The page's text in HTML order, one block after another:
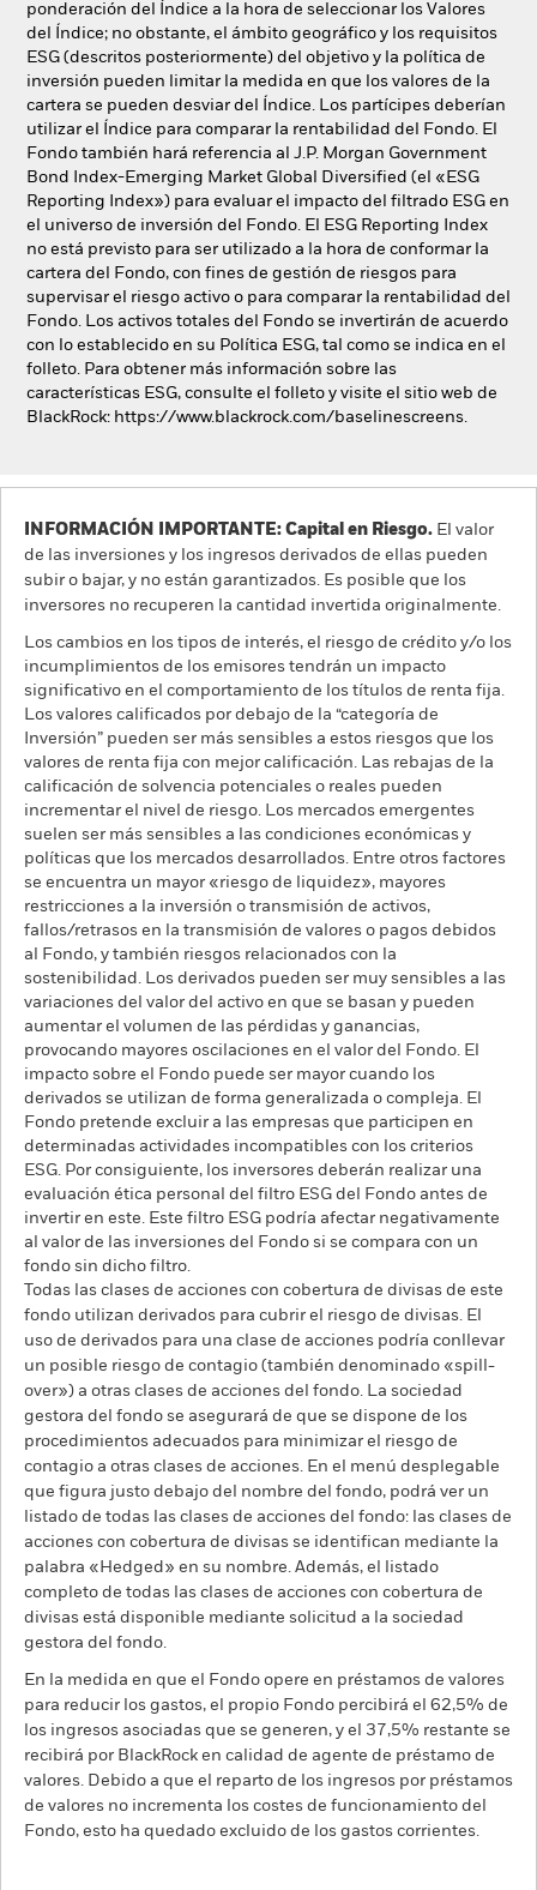
ponderación del Índice a la hora de seleccionar los Valores
del Índice; no obstante, el ámbito geográfico y los requisitos
ESG (descritos posteriormente) del objetivo y la política de
inversión pueden limitar la medida en que los valores de la
cartera se pueden desviar del Índice. Los partícipes deberían
utilizar el Índice para comparar la rentabilidad del Fondo. El
Fondo también hará referencia al J.P. Morgan Government
Bond Index-Emerging Market Global Diversified (el «ESG
Reporting Index») para evaluar el impacto del filtrado ESG en
el universo de inversión del Fondo. El ESG Reporting Index
no está previsto para ser utilizado a la hora de conformar la
cartera del Fondo, con fines de gestión de riesgos para
supervisar el riesgo activo o para comparar la rentabilidad del
Fondo. Los activos totales del Fondo se invertirán de acuerdo
con lo establecido en su Política ESG, tal como se indica en el
folleto. Para obtener más información sobre las
características ESG, consulte el folleto y visite el sitio web de
BlackRock: https://www.blackrock.com/baselinescreens.
INFORMACIÓN IMPORTANTE: Capital en Riesgo. El valor
de las inversiones y los ingresos derivados de ellas pueden
subir o bajar, y no están garantizados. Es posible que los
inversores no recuperen la cantidad invertida originalmente.
Los cambios en los tipos de interés, el riesgo de crédito y/o los
incumplimientos de los emisores tendrán un impacto
significativo en el comportamiento de los títulos de renta fija.
Los valores calificados por debajo de la “categoría de
Inversión” pueden ser más sensibles a estos riesgos que los
valores de renta fija con mejor calificación. Las rebajas de la
calificación de solvencia potenciales o reales pueden
incrementar el nivel de riesgo. Los mercados emergentes
suelen ser más sensibles a las condiciones económicas y
políticas que los mercados desarrollados. Entre otros factores
se encuentra un mayor «riesgo de liquidez», mayores
restricciones a la inversión o transmisión de activos,
fallos/retrasos en la transmisión de valores o pagos debidos
al Fondo, y también riesgos relacionados con la
sostenibilidad. Los derivados pueden ser muy sensibles a las
variaciones del valor del activo en que se basan y pueden
aumentar el volumen de las pérdidas y ganancias,
provocando mayores oscilaciones en el valor del Fondo. El
impacto sobre el Fondo puede ser mayor cuando los
derivados se utilizan de forma generalizada o compleja. El
Fondo pretende excluir a las empresas que participen en
determinadas actividades incompatibles con los criterios
ESG. Por consiguiente, los inversores deberán realizar una
evaluación ética personal del filtro ESG del Fondo antes de
invertir en este. Este filtro ESG podría afectar negativamente
al valor de las inversiones del Fondo si se compara con un
fondo sin dicho filtro.
Todas las clases de acciones con cobertura de divisas de este
fondo utilizan derivados para cubrir el riesgo de divisas. El
uso de derivados para una clase de acciones podría conllevar
un posible riesgo de contagio (también denominado «spill-
over») a otras clases de acciones del fondo. La sociedad
gestora del fondo se asegurará de que se dispone de los
procedimientos adecuados para minimizar el riesgo de
contagio a otras clases de acciones. En el menú desplegable
que figura justo debajo del nombre del fondo, podrá ver un
listado de todas las clases de acciones del fondo: las clases de
acciones con cobertura de divisas se identifican mediante la
palabra «Hedged» en su nombre. Además, el listado
completo de todas las clases de acciones con cobertura de
divisas está disponible mediante solicitud a la sociedad
gestora del fondo.
En la medida en que el Fondo opere en préstamos de valores
para reducir los gastos, el propio Fondo percibirá el 62,5% de
los ingresos asociadas que se generen, y el 37,5% restante se
recibirá por BlackRock en calidad de agente de préstamo de
valores. Debido a que el reparto de los ingresos por préstamos
de valores no incrementa los costes de funcionamiento del
Fondo, esto ha quedado excluido de los gastos corrientes.